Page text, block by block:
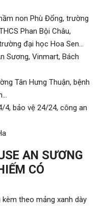
non Phù Đổng, trường
Phan Bội Châu,
đại học Hoa Sen…
Sương, Vinmart, Bách
Tân Hưng Thuận, bệnh
4, bảo vệ 24/24, công an
AN SƯƠNG
CÓ
theo mảng xanh dày